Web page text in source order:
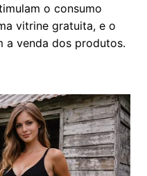
o consumo
vitrine gratuita, e o
a venda dos produtos.